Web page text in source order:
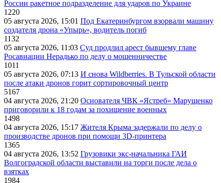
России ракетное подразделение для ударов по Украине
1220
05 августа 2026, 15:01 Под Екатеринбургом взорвали машину
создателя дрона «Упырь», водитель погиб
1132
05 августа 2026, 11:03 Суд продлил арест бывшему главе
Росавиации Нерадько по делу о мошенничестве
1011
05 августа 2026, 07:13 И снова Wildberries. В Тульской области
после атаки дронов горит сортировочный центр
5167
04 августа 2026, 21:20 Основателя ЧВК «Ястреб» Марущенко
приговорили к 18 годам за похищение военных
1498
04 августа 2026, 15:17 Жителя Крыма задержали по делу о
производстве дронов при помощи 3D‑принтера
1365
04 августа 2026, 13:52 Грузовики экс-начальника ГАИ
Волгоградской области выставили на торги после дела о
взятках
1984